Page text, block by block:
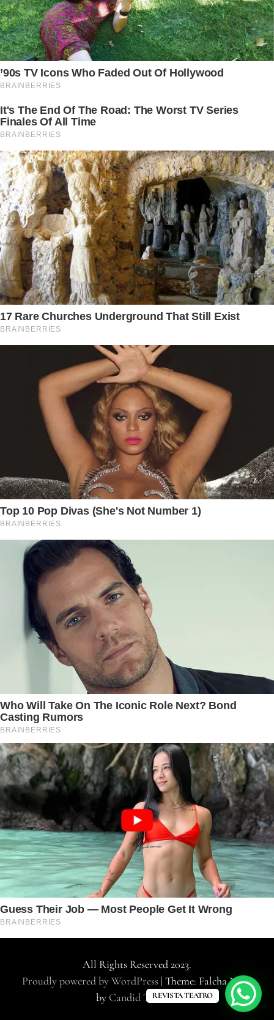
All Rights Reserved 2023.
Proudly powered by WordPress | Theme: Falcha News
by Candid Themes.
REVISTA TEATRO